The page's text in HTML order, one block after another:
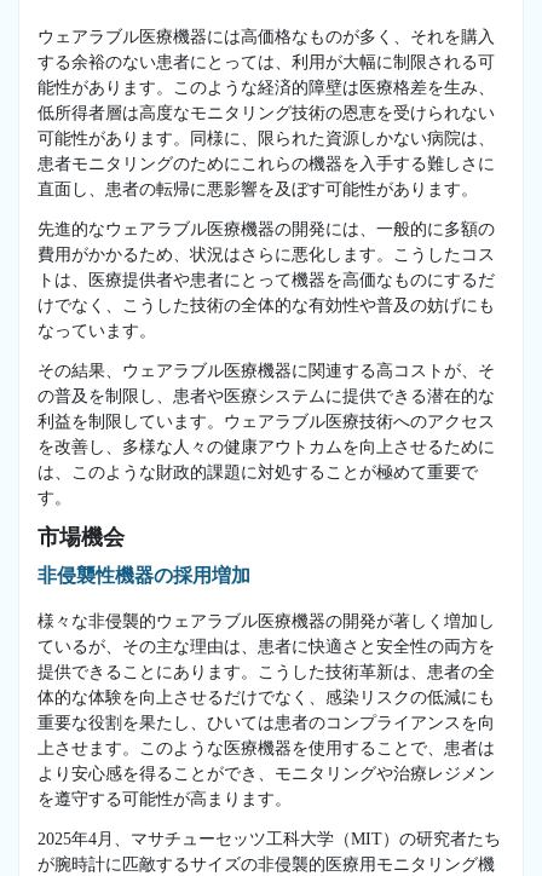
ウェアラブル医療機器には高価格なものが多く、それを購入
する余裕のない患者にとっては、利用が大幅に制限される可
能性があります。このような経済的障壁は医療格差を生み、
低所得者層は高度なモニタリング技術の恩恵を受けられない
可能性があります。同様に、限られた資源しかない病院は、
患者モニタリングのためにこれらの機器を入手する難しさに
直面し、患者の転帰に悪影響を及ぼす可能性があります。
先進的なウェアラブル医療機器の開発には、一般的に多額の
費用がかかるため、状況はさらに悪化します。こうしたコス
トは、医療提供者や患者にとって機器を高価なものにするだ
けでなく、こうした技術の全体的な有効性や普及の妨げにも
なっています。
その結果、ウェアラブル医療機器に関連する高コストが、そ
の普及を制限し、患者や医療システムに提供できる潜在的な
利益を制限しています。ウェアラブル医療技術へのアクセス
を改善し、多様な人々の健康アウトカムを向上させるために
は、このような財政的課題に対処することが極めて重要で
す。
市場機会
非侵襲性機器の採用増加
様々な非侵襲的ウェアラブル医療機器の開発が著しく増加し
ているが、その主な理由は、患者に快適さと安全性の両方を
提供できることにあります。こうした技術革新は、患者の全
体的な体験を向上させるだけでなく、感染リスクの低減にも
重要な役割を果たし、ひいては患者のコンプライアンスを向
上させます。このような医療機器を使用することで、患者は
より安心感を得ることができ、モニタリングや治療レジメン
を遵守する可能性が高まります。
2025年4月、マサチューセッツ工科大学（MIT）の研究者たち
が腕時計に匹敵するサイズの非侵襲的医療用モニタリング機